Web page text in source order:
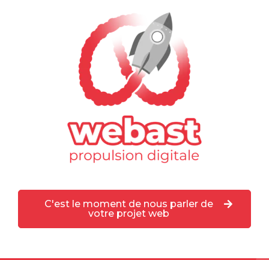
C'est le moment de nous parler de
votre projet web